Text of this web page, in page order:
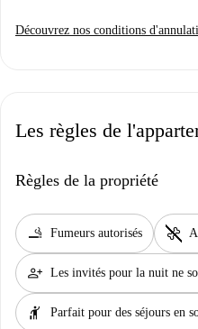
Découvrez nos conditions
Les règles de
Règles de la propriété
smoking_rooms Fumeurs autorisés pet_supplies
person_add Les invités pour la nuit ne
hail Parfait pour des séjours en